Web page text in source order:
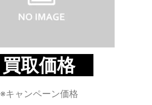
買取価格
※キャンペーン価格